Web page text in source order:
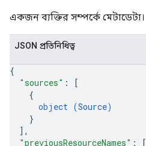
একজন ব্যক্তির সম্পর্কে মেটাডেটা।
JSON প্রতিনিধিত্ব
{
"sources" :
[
{
object (Source)
}
] ,
"previousResourceNames" :
[